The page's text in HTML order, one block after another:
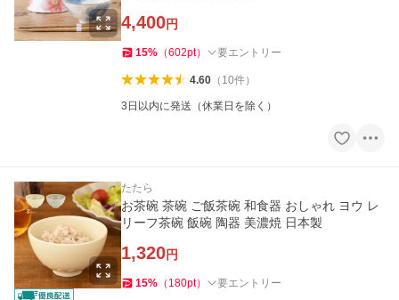
4,400円
15% （602pt） 要エントリー
4.60（ 10件）
3日以内に発送（休業日を除く）
たたら
お茶碗 茶碗 ご飯茶碗 和食器 おしゃれ ヨウ レ
リーフ茶碗 飯碗 陶器 美濃焼 日本製
1,320円
15% （ 180pt） 要エントリー